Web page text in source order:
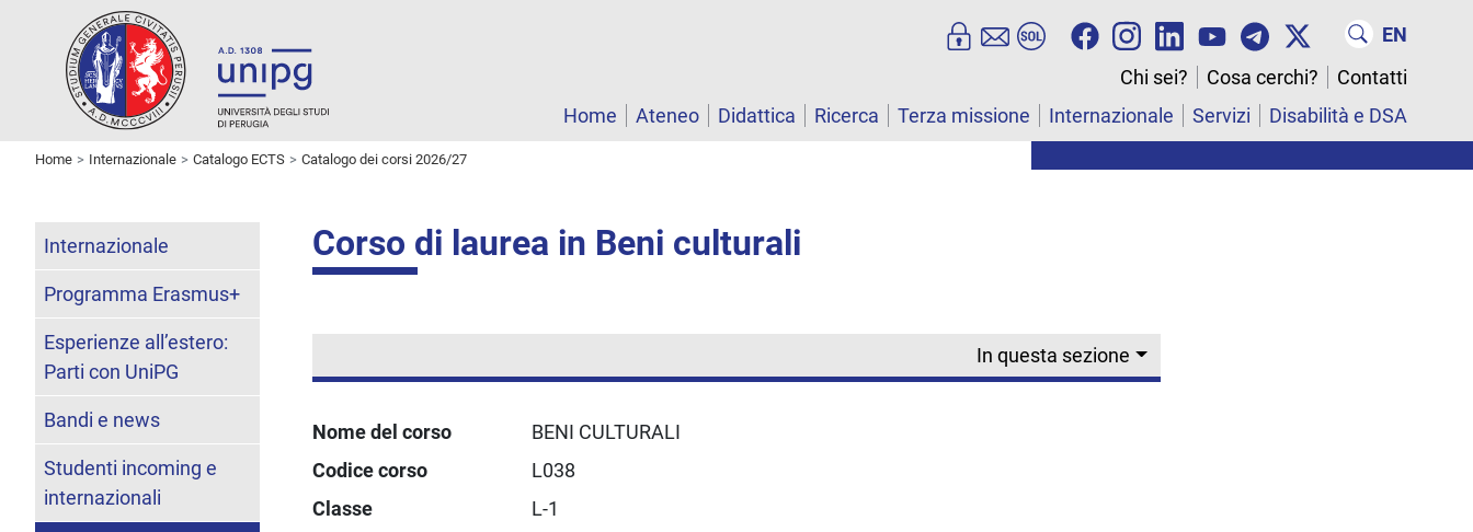
EN
Chi sei?
Cosa cerchi?
Contatti
Home
Ateneo Didattica Ricerca Terza missione Internazionale Servizi Disabilità e DSA
Home Internazionale Catalogo ECTS Catalogo dei corsi 2026/27
Corso di laurea in Beni culturali
In questa sezione
Nome del corso
BENI CULTURALI
Codice corso
L038
Classe
L-1
Internazionale
Programma Erasmus+
Esperienze all’estero:
Parti con UniPG
Bandi e news
Studenti incoming e
internazionali